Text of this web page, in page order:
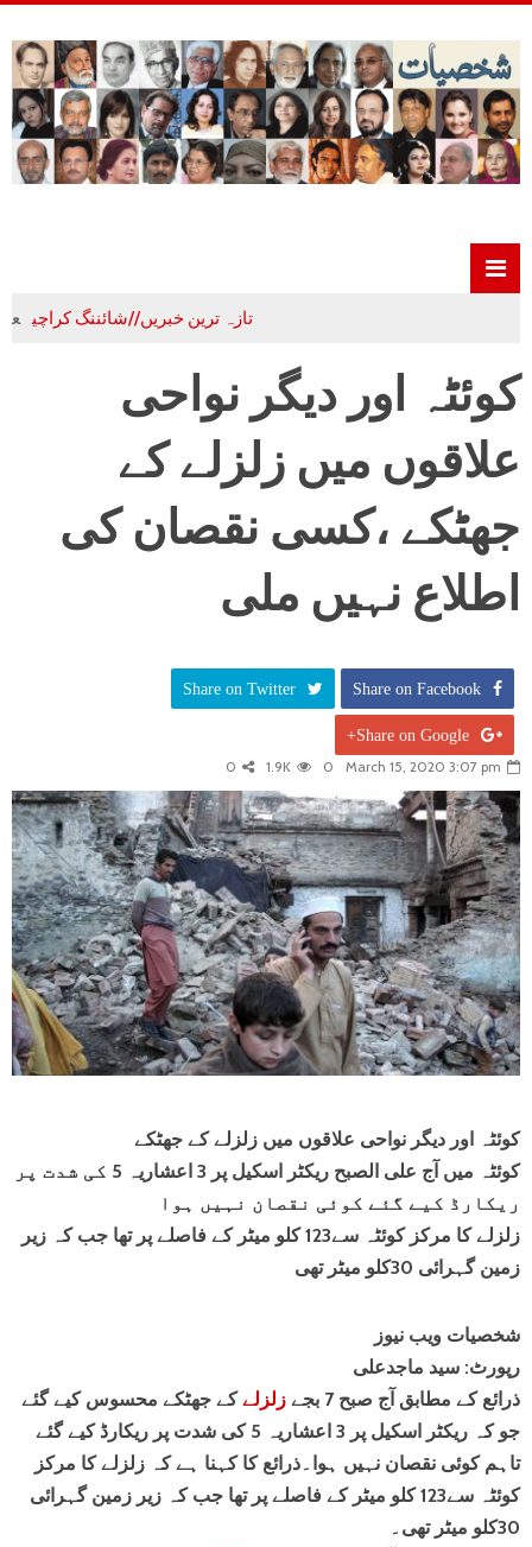
تازہ ترین خبریں//شائننگ کراچی
کوئٹہ اور دیگر نواحی
علاقوں میں زلزلے کے
جھٹکے ،کسی نقصان کی
اطلاع نہیں ملی
Share on Facebook
Share on Twitter
Share on Google+
March 15, 2020 3:07 pm
0
1.9K
0
کوئٹہ اور دیگر نواحی علاقوں میں زلزلے کے جھٹکے
کوئٹہ میں آج علی الصبح ریکٹر اسکیل پر 3 اعشاریہ 5 کی شدت پر
ریکارڈ کیے گئے کوئی نقصان نہیں ہوا
زلزلے کا مرکز کوئٹہ سے123 کلو میٹر کے فاصلے پر تھا جب کہ زیر
زمین گہرائی 30کلو میٹر تھی
شخصیات ویب نیوز
رپورٹ: سید ماجدعلی
ذرائع کے مطابق آج صبح 7 بجے
زلزلےکے جھٹکے محسوس کیے گئے
جو کہ ریکٹر اسکیل پر 3 اعشاریہ 5 کی شدت پر ریکارڈ کیے گئے
تاہم کوئی نقصان نہیں ہوا۔ذرائع کا کہنا ہے کہ زلزلے کا مرکز
کوئٹہ سے123 کلو میٹر کے فاصلے پر تھا جب کہ زیر زمین گہرائی
30کلو میٹر تھی۔